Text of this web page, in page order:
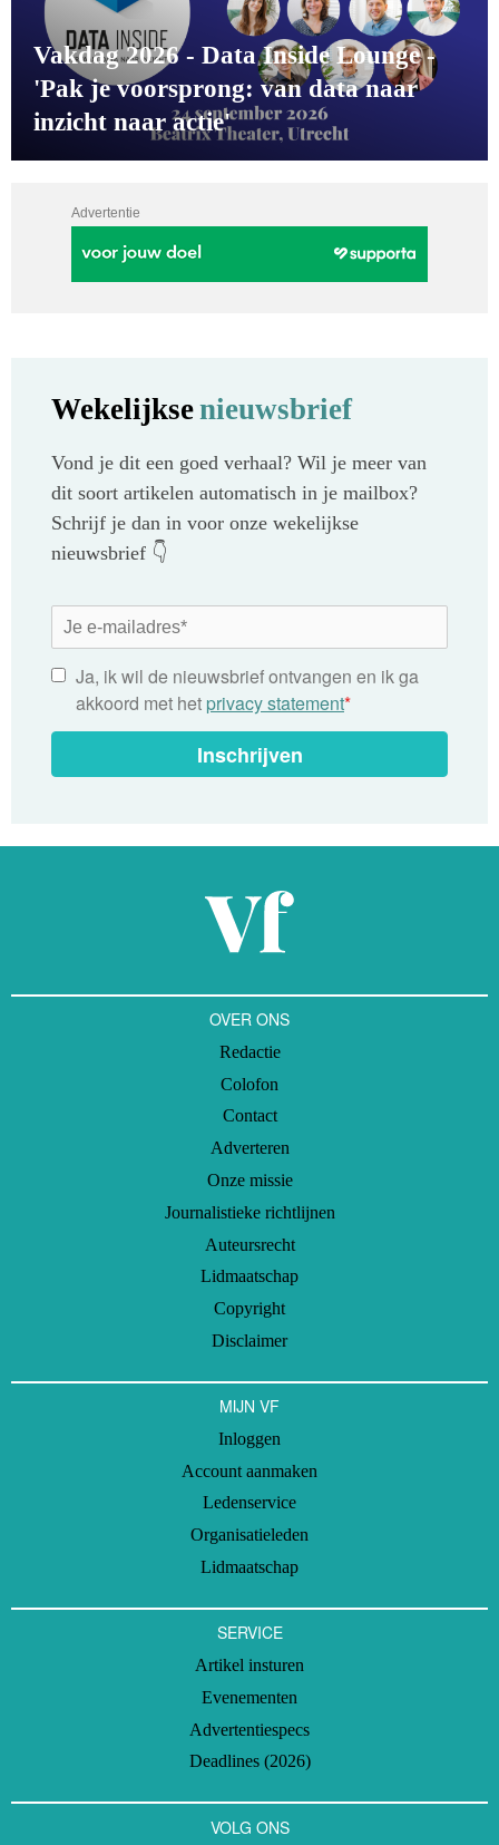
Vakdag 2026 - Data Inside Lounge -
'Pak je voorsprong: van data naar
inzicht naar actie'
Advertentie
Wekelijksenieuwsbrief
Vond je dit een goed verhaal? Wil je meer van
dit soort artikelen automatisch in je mailbox?
Schrijf je dan in voor onze wekelijkse
nieuwsbrief 👇
Ja, ik wil de nieuwsbrief ontvangen en ik ga
akkoord met het privacy statement*
Inschrijven
OVER ONS
Redactie
Colofon
Contact
Adverteren
Onze missie
Journalistieke richtlijnen
Auteursrecht
Lidmaatschap
Copyright
Disclaimer
MIJN VF
Inloggen
Account aanmaken
Ledenservice
Organisatieleden
Lidmaatschap
SERVICE
Artikel insturen
Evenementen
Advertentiespecs
Deadlines (2026)
VOLG ONS